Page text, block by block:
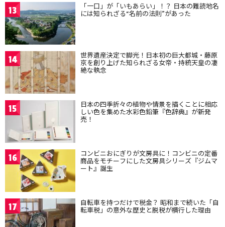
13 「一口」が「いもあらい」！？ 日本の難読地名
には知られざる“名前の法則”があった
14 世界遺産決定で脚光！日本初の巨大都城・藤原
京を創り上げた知られざる女帝・持統天皇の凄
絶な執念
15 日本の四季折々の植物や情景を描くことに相応
しい色を集めた水彩色鉛筆『色辞典』が新発
売！
16 コンビニおにぎりが文房具に！コンビニの定番
商品をモチーフにした文房具シリーズ『ジムマ
ート』誕生
17 自転車を持つだけで税金？ 昭和まで続いた「自
転車税」の意外な歴史と脱税が横行した理由